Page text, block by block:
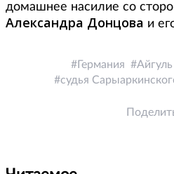
домашнее насилие со
Александра Донцова и
Германия
судья